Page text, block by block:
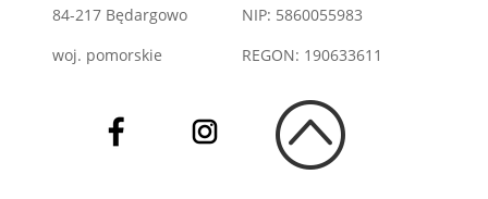
84-217 Będargowo
woj. pomorskie
NIP: 5860055983
REGON: 190633611